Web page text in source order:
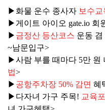
▶화물 운수 종사자 보수
▶게이트 아이오 gate.io 회
▶ 금정산 등산코스 운동 겸
~남문입구>
▶사람 부를 때마다 5만 원
법>
▶ 공항주차장 50% 감면 혜
▶ 다자녀 가구 주목! 교육